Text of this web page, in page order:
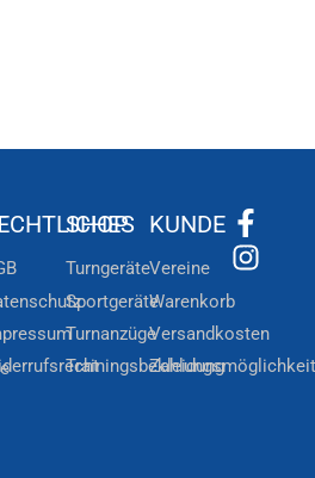
SHOP
Turngeräte
Sportgeräte
Turnanzüge
Trainingsbekleidung
KUNDE
Vereine
Warenkorb
Versandkosten